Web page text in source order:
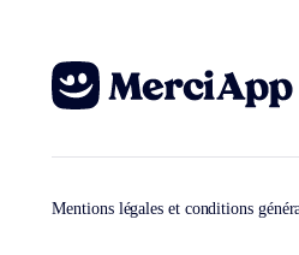
Mentions légales et conditions